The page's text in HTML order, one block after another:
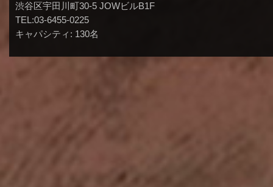
渋谷区宇田川町30-5 JOWビルB1F
TEL:03-6455-0225
キャパシティ: 130名